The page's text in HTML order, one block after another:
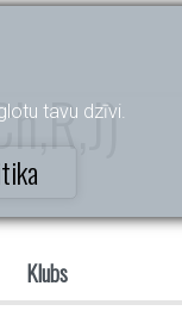
tavu dzīvi.
Klubs